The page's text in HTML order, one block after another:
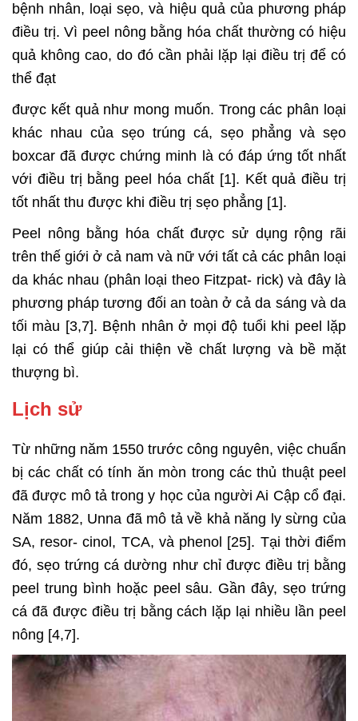
bệnh nhân, loại sẹo, và hiệu quả của phương pháp
điều trị. Vì peel nông bằng hóa chất thường có hiệu
quả không cao, do đó cần phải lặp lại điều trị để có
thể đạt
được kết quả như mong muốn. Trong các phân loại
khác nhau của sẹo trúng cá, sẹo phẳng và sẹo
boxcar đã được chứng minh là có đáp ứng tốt nhất
với điều trị bằng peel hóa chất [1]. Kết quả điều trị
tốt nhất thu được khi điều trị sẹo phẳng [1].
Peel nông bằng hóa chất được sử dụng rộng rãi
trên thế giới ở cả nam và nữ với tất cả các phân loại
da khác nhau (phân loại theo Fitzpat- rick) và đây là
phương pháp tương đối an toàn ở cả da sáng và da
tối màu [3,7]. Bệnh nhân ở mọi độ tuổi khi peel lặp
lại có thể giúp cải thiện về chất lượng và bề mặt
thượng bì.
Lịch sử
Từ những năm 1550 trước công nguyên, việc chuẩn
bị các chất có tính ăn mòn trong các thủ thuật peel
đã được mô tả trong y học của người Ai Cập cổ đại.
Năm 1882, Unna đã mô tả về khả năng ly sừng của
SA, resor- cinol, TCA, và phenol [25]. Tại thời điểm
đó, sẹo trứng cá dường như chỉ được điều trị bằng
peel trung bình hoặc peel sâu. Gần đây, sẹo trứng
cá đã được điều trị bằng cách lặp lại nhiều lần peel
nông [4,7].